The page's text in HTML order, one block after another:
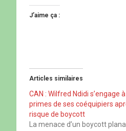
u
e
z
r
t
a
e
s
u
r
F
r
a
e
s
u
r
X
e
r
s
u
r
W
e
r
s
r
T
J’aime ça :
Articles similaires
CAN : Wilfred Ndidi s’engage
primes de ses coéquipiers
risque de boycott
La menace d’un boycott